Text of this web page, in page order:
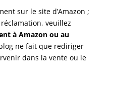
sur le site d’Amazon ;
veuillez
à Amazon ou au
ne fait que rediriger
dans la vente ou le